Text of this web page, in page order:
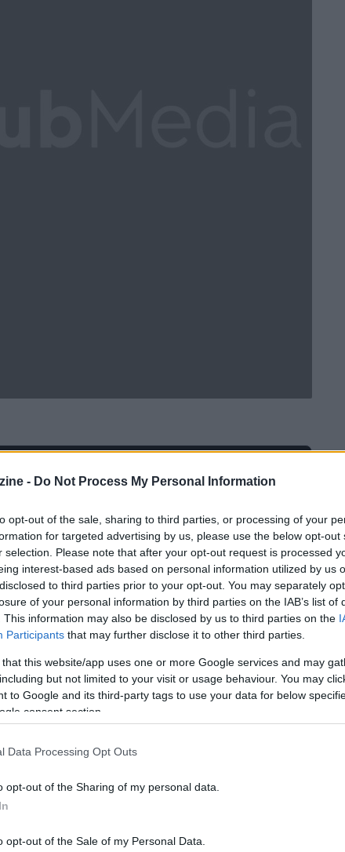
- Do Not Process My Personal Information
opt-out of the sale, sharing to third parties, or processing of your
for targeted advertising by us, please use the below opt-out
selection. Please note that after your opt-out request is processed
interest-based ads based on personal information utilized by us
to third parties prior to your opt-out. You may separately
of your personal information by third parties on the IAB’s list of
This information may also be disclosed by us to third parties on the
Participants that may further disclose it to other third parties.
that this website/app uses one or more Google services and may
but not limited to your visit or usage behaviour. You may
to Google and its third-party tags to use your data for below
consent section.
Data Processing Opt Outs
opt-out of the Sharing of my personal data.
opt-out of the Sale of my Personal Data.
POWERED BY AdhubMedia
la Comunità Sanitaria
Roma, richiamando l’attenzione della comunità
laFamiglia Ospedaliera dei Fatebenefratelli
solo i propri membri, ma anche gli ammalati
difraternità e condivisione